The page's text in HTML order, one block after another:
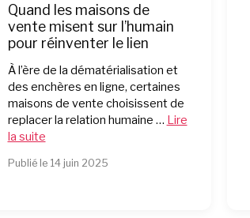
Quand les maisons de
vente misent sur l’humain
pour réinventer le lien
À l’ère de la dématérialisation et
des enchères en ligne, certaines
maisons de vente choisissent de
replacer la relation humaine … Lire
la suite
Publié le 14 juin 2025